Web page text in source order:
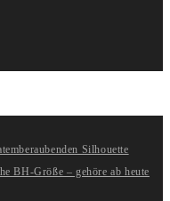
Silhouette
BH-Größe – gehöre ab heute